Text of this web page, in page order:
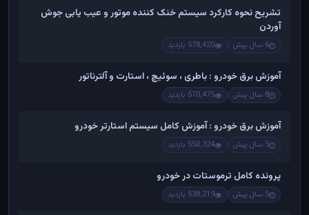
تشریح نحوه کارکرد سیستم خنک کننده موتور و عیب یابی جوش
آوردن
6 سال پیش 578,420 بازدید
آموزش برق خودرو : باطری ، سوئیچ ، استارت و آلترناتور
8 سال پیش 570,475 بازدید
آموزش برق خودرو : آموزش کامل سیستم استارتر خودرو
5 سال پیش 550,324 بازدید
پرونده کامل ترموستات در خودرو
5 سال پیش 538,219 بازدید